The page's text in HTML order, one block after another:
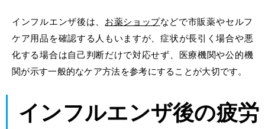
インフルエンザ後は、 お薬ショップなどで市販薬やセルフ
ケア用品を確認する人もいますが、症状が長引く場合や悪
化する場合は自己判断だけで対応せず、医療機関や公的機
関が示す一般的なケア方法を参考にすることが大切です。
インフルエンザ後の疲労